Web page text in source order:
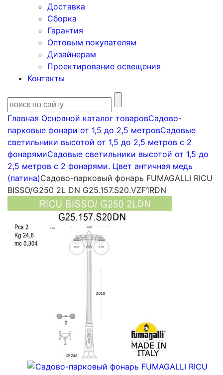
Доставка
Сборка
Гарантия
Оптовым покупателям
Дизайнерам
Проектирование освещения
Контакты
Главная Основной каталог товаровСадово-
парковые фонари от 1,5 до 2,5 метровСадовые
светильники высотой от 1,5 до 2,5 метров с 2
фонарямиСадовые светильники высотой от 1,5 до
2,5 метров с 2 фонарями. Цвет античная медь
(патина)Садово-парковый фонарь FUMAGALLI RICU
BISSO/G250 2L DN G25.157.S20.VZF1RDN